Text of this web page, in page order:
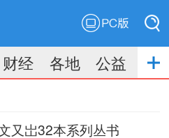
搜索
搜索
财经 各地
公益
又岀32本系列丛书